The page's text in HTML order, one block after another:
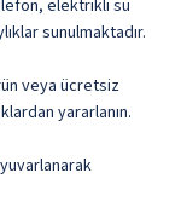
elektrikli su
sunulmaktadır.
veya ücretsiz
yararlanın.